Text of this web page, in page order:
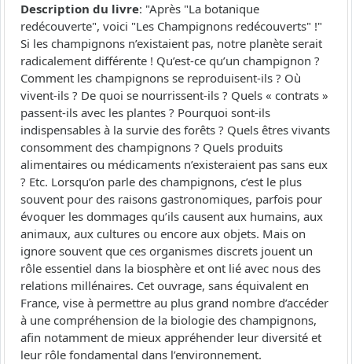
Description du livre: "Après "La botanique
redécouverte", voici "Les Champignons redécouverts" !"
Si les champignons n’existaient pas, notre planète serait
radicalement différente ! Qu’est-ce qu’un champignon ?
Comment les champignons se reproduisent-ils ? Où
vivent-ils ? De quoi se nourrissent-ils ? Quels « contrats »
passent-ils avec les plantes ? Pourquoi sont-ils
indispensables à la survie des forêts ? Quels êtres vivants
consomment des champignons ? Quels produits
alimentaires ou médicaments n’existeraient pas sans eux
? Etc. Lorsqu’on parle des champignons, c’est le plus
souvent pour des raisons gastronomiques, parfois pour
évoquer les dommages qu’ils causent aux humains, aux
animaux, aux cultures ou encore aux objets. Mais on
ignore souvent que ces organismes discrets jouent un
rôle essentiel dans la biosphère et ont lié avec nous des
relations millénaires. Cet ouvrage, sans équivalent en
France, vise à permettre au plus grand nombre d’accéder
à une compréhension de la biologie des champignons,
afin notamment de mieux appréhender leur diversité et
leur rôle fondamental dans l’environnement.